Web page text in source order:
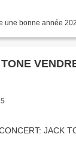
une bonne année